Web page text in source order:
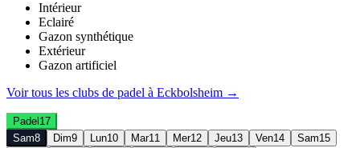
Intérieur
Eclairé
Gazon synthétique
Extérieur
Gazon artificiel
Voir tous les clubs de padel à Eckbolsheim →
Padel 17
Sam8 Dim9 Lun10 Mar11 Mer12 Jeu13 Ven14 Sam15